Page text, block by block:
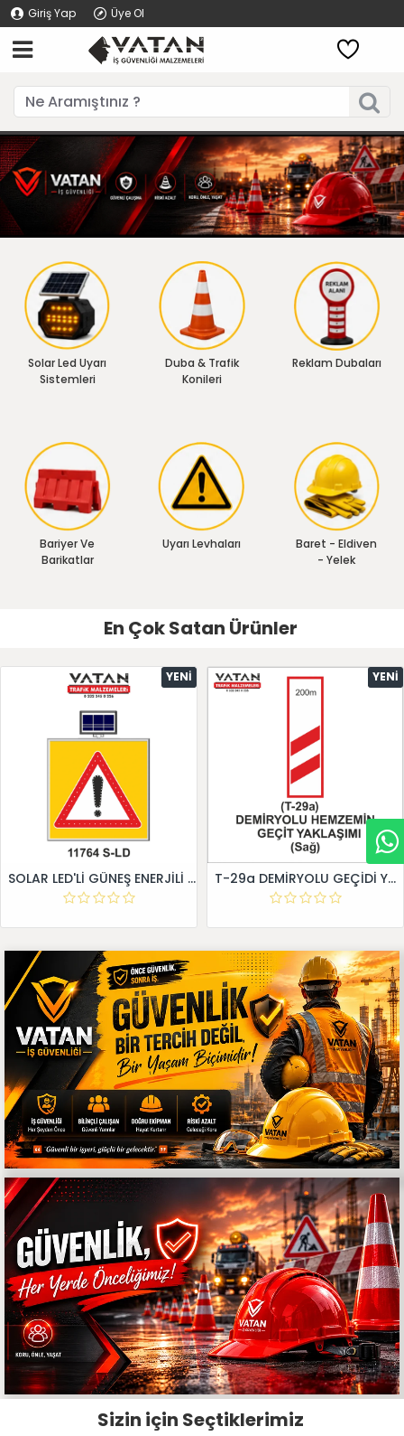
Giriş Yap Üye Ol
Solar Led Uyarı
Sistemleri
Duba & Trafik
Konileri
Reklam Dubaları
Bariyer Ve
Barikatlar
Uyarı Levhaları
Baret - Eldiven
- Yelek
En Çok Satan Ürünler
YENI
SOLAR LED'Lİ GÜNEŞ ENERJİLİ LEVHA
YENI
T-29a DEMİRYOLU GEÇİDİ YAKLAŞIM LEVHALARI (Sağ)
Sizin için Seçtiklerimiz